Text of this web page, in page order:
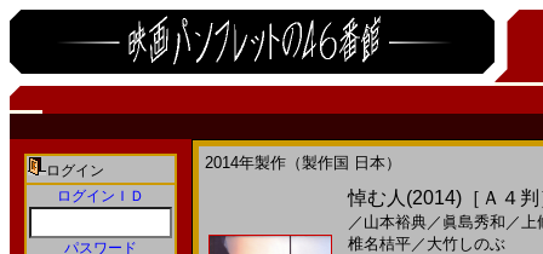
ログイン
ログインＩＤ
パスワード
2014年製作（製作国 日本）
悼む人(2014)［Ａ４判
／ 山本裕典／ 眞島秀和 ／上
椎名桔平／ 大竹しのぶ